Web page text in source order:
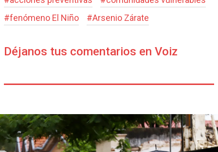
#fenómeno El Niño #Arsenio Zárate
Déjanos tus comentarios en Voiz